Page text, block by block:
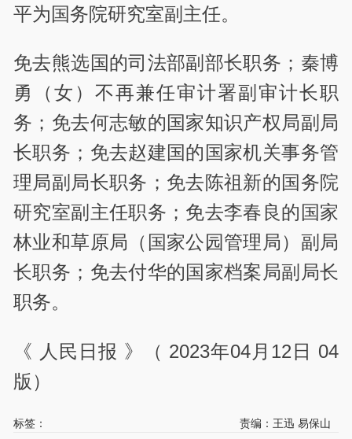
平为国务院研究室副主任。
免去熊选国的司法部副部长职务；秦博
勇（女）不再兼任审计署副审计长职
务；免去何志敏的国家知识产权局副局
长职务；免去赵建国的国家机关事务管
理局副局长职务；免去陈祖新的国务院
研究室副主任职务；免去李春良的国家
林业和草原局（国家公园管理局）副局
长职务；免去付华的国家档案局副局长
职务。
《 人民日报 》（ 2023年04月12日 04
版）
标签： 责编：王迅 易保山